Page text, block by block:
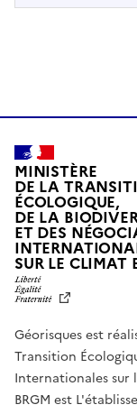
MINISTÈRE
DE LA
ÉCOLOGIQUE,
DE LA
ET DES
SUR LE CLIMAT
Géorisques est
Transition
Internationales sur
BRGM est